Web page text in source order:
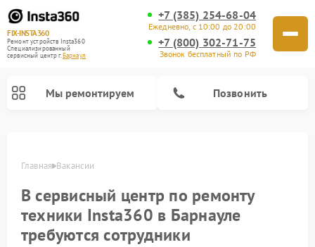
FIX-INSTA360
Ремонт устройств Insta360
Специализированный
cервисный центр г.Барнаул
+7 (385) 254-68-04
Ежедневно, с 10:00 до 20:00
+7 (800) 302-71-75
Звонок бесплатный по РФ
Мы ремонтируем Позвонить
Главная Вакансии
В сервисный центр по ремонту
техники Insta360 в Барнауле
требуются сотрудники